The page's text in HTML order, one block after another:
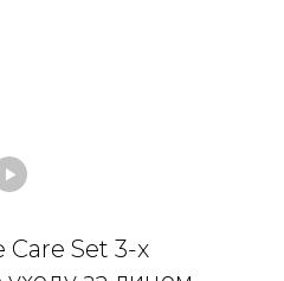
Care Set 3-х